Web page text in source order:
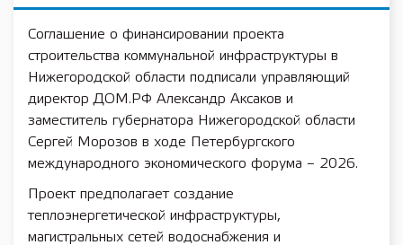
Соглашение о финансировании проекта
строительства коммунальной инфраструктуры в
Нижегородской области подписали управляющий
директор ДОМ.РФ Александр Аксаков и
заместитель губернатора Нижегородской области
Сергей Морозов в ходе Петербургского
международного экономического форума – 2026.
Проект предполагает создание
теплоэнергетической инфраструктуры,
магистральных сетей водоснабжения и